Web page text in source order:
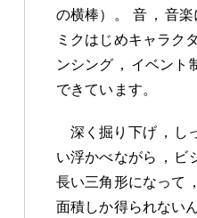
の横棒） 。 音 ， 音楽
ミクはじめキャラク
ンシング ， イベント
できています。
深く掘り下げ ， し
い浮かべながら ， ビ
長い三角形になって ，
面積しか得られない